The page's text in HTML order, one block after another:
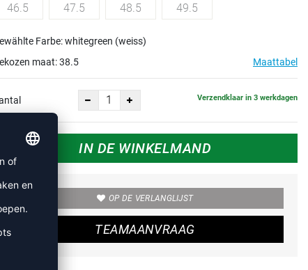
46.5 47.5 48.5 49.5
Farbe: whitegreen (weiss)
maat:38.5 Maattabel
Verzendklaar in 3 werkdagen
IN DE WINKELMAND
OP DE VERLANGLIJST
TEAMAANVRAAG